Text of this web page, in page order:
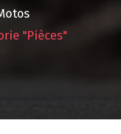
"Pièces"